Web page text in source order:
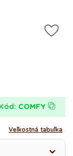
Kód: COMFY
Veľkostná tabuľka